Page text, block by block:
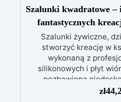
Szalunki kwadratowe –
fantastycznych
Szalunki żywiczne,
stworzyć kreację w
wykonaną z
silikonowych i płyt
pozbawioną
nieodkształcalne,zł